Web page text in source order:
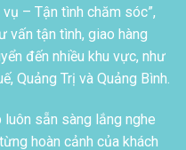
– Tận tình chăm sóc”,
vấn tận tình, giao hàng
đến nhiều khu vực, như
Quảng Trị và Quảng Bình.
sẵn sàng lắng nghe
hoàn cảnh của khách